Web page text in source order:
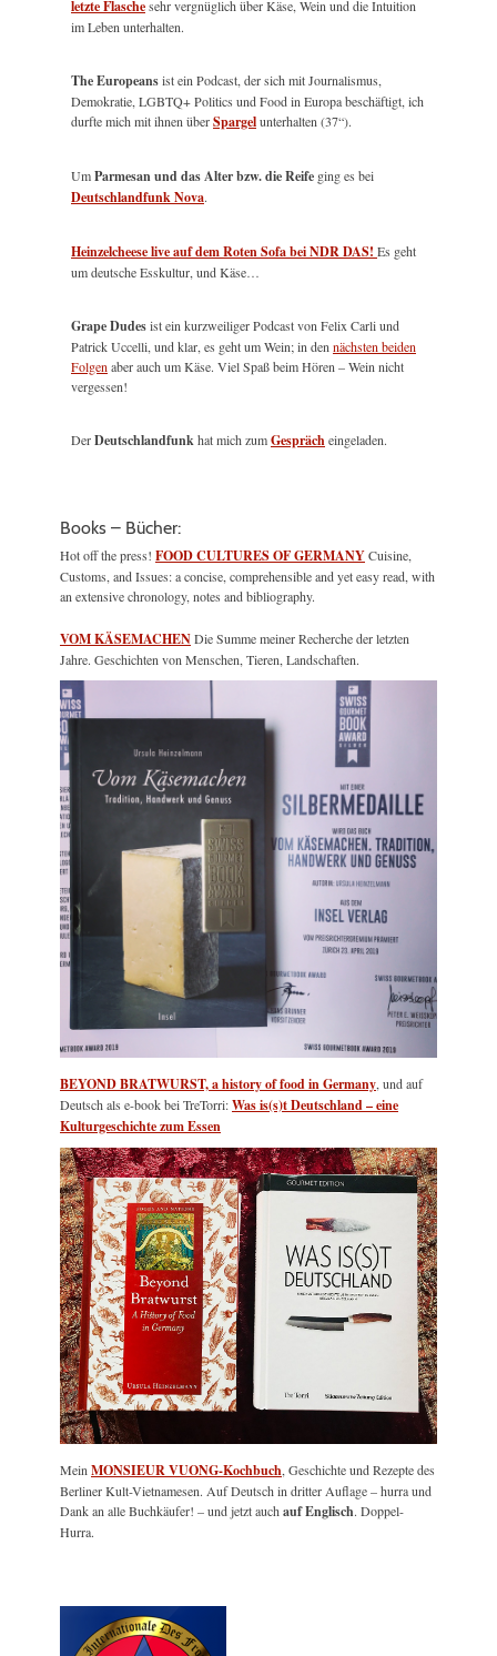
letzte Flaschesehr vergnüglich über Käse, Wein und die Intuition
im Leben unterhalten.
The Europeansist ein Podcast, der sich mit Journalismus,
Demokratie, LGBTQ+ Politics und Food in Europa beschäftigt, ich
durfte mich mit ihnen überSpargelunterhalten (37“).
UmParmesan und das Alter bzw. die Reife ging es bei
Deutschlandfunk Nova.
Heinzelcheese live auf dem Roten Sofa bei NDR DAS! Es geht
um deutsche Esskultur, und Käse…
Grape Dudesist ein kurzweiliger Podcast von Felix Carli und
Patrick Uccelli, und klar, es geht um Wein; in den nächsten beiden
Folgen aber auch um Käse. Viel Spaß beim Hören – Wein nicht
vergessen!
DerDeutschlandfunkhat mich zumGesprächeingeladen.
Books – Bücher:
Hot off the press! FOOD CULTURES OF GERMANYCuisine,
Customs, and Issues: a concise, comprehensible and yet easy read, with
an extensive chronology, notes and bibliography.
VOM KÄSEMACHENDie Summe meiner Recherche der letzten
Jahre. Geschichten von Menschen, Tieren, Landschaften.
BEYOND BRATWURST, a history of food in Germany , und auf
Deutsch als e-book bei TreTorri:Was is(s)t Deutschland – eine
Kulturgeschichte zum Essen
Mein MONSIEUR VUONG-Kochbuch , Geschichte und Rezepte des
Berliner Kult-Vietnamesen. Auf Deutsch in dritter Auflage – hurra und
Dank an alle Buchkäufer! – und jetzt auch auf Englisch. Doppel-
Hurra.